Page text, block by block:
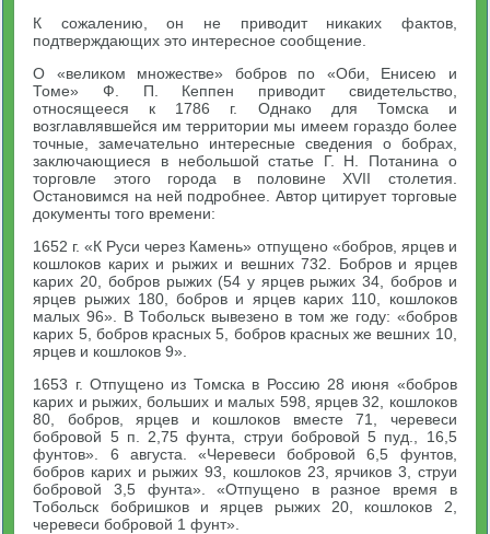
К сожалению, он не приводит никаких фактов,
подтверждающих это интересное сообщение.
О «великом множестве» бобров по «Оби, Енисею и
Томе» Ф. П. Кеппен приводит свидетельство,
относящееся к 1786 г. Однако для Томска и
возглавлявшейся им территории мы имеем гораздо более
точные, замечательно интересные сведения о бобрах,
заключающиеся в небольшой статье Г. Н. Потанина о
торговле этого города в половине XVII столетия.
Остановимся на ней подробнее. Автор цитирует торговые
документы того времени:
1652 г. «К Руси через Камень» отпущено «бобров, ярцев и
кошлоков карих и рыжих и вешних 732. Бобров и ярцев
карих 20, бобров рыжих (54 у ярцев рыжих 34, бобров и
ярцев рыжих 180, бобров и ярцев карих 110, кошлоков
малых 96». В Тобольск вывезено в том же году: «бобров
карих 5, бобров красных 5, бобров красных же вешних 10,
ярцев и кошлоков 9».
1653 г. Отпущено из Томска в Россию 28 июня «бобров
карих и рыжих, больших и малых 598, ярцев 32, кошлоков
80, бобров, ярцев и кошлоков вместе 71, черевеси
бобровой 5 п. 2,75 фунта, струи бобровой 5 пуд., 16,5
фунтов». 6 августа. «Черевеси бобровой 6,5 фунтов,
бобров карих и рыжих 93, кошлоков 23, ярчиков 3, струи
бобровой 3,5 фунта». «Отпущено в разное время в
Тобольск бобришков и ярцев рыжих 20, кошлоков 2,
черевеси бобровой 1 фунт».